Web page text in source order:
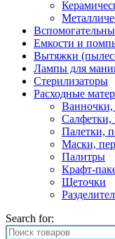
Емкости и
Вытяжки
Лампы для
Стерилизаторы
Расходные
Ванночки,
Салфетки,
Палетки,
Маски,
Палитры
Крафт-
Щеточки
Search for: